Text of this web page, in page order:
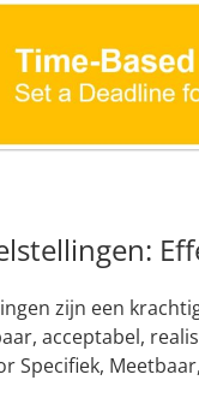
zijn een
acceptabel,
Specifiek,